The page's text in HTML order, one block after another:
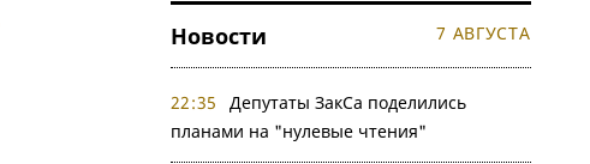
Новости 7 АВГУСТА
22:35
Депутаты ЗакСа поделились
планами на "нулевые чтения"